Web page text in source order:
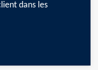
dans les